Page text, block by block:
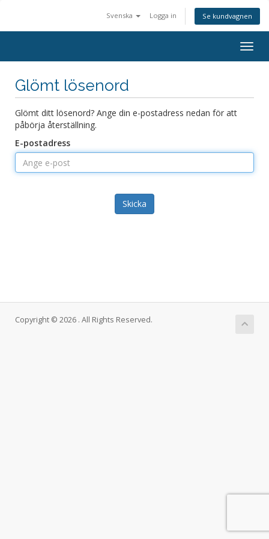
Svenska Logga in Se kundvagnen
Glömt lösenord
Glömt ditt lösenord? Ange din e-postadress nedan för att
påbörja återställning.
E-postadress
Skicka
Copyright © 2026 . All Rights Reserved.